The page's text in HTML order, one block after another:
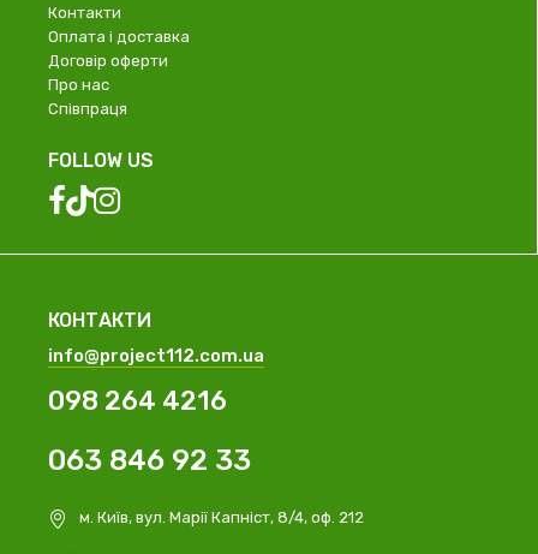
Контакти
Оплата і доставка
Договір оферти
Про нас
Співпраця
FOLLOW US
КОНТАКТИ
info@project112.com.ua
098 264 4216
063 846 92 33
м. Київ, вул. Марії Капніст, 8/4, оф. 212